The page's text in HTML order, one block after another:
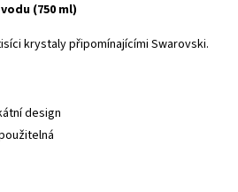
(750 ml)
krystaly připomínajícími Swarovski.
design